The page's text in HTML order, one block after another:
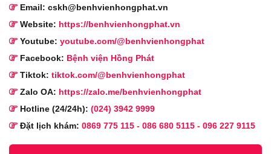
Email: cskh@benhvienhongphat.vn
Website: https://benhvienhongphat.vn
Youtube: youtube.com/@benhvienhongphat
Facebook: Bệnh viện Hồng Phát
Tiktok: tiktok.com/@benhvienhongphat
Zalo OA: https://zalo.me/benhvienhongphat
Hotline (24/24h): (024) 3942 9999
Đặt lịch khám: 0869 775 115 - 086 680 5115 - 096 227 9115